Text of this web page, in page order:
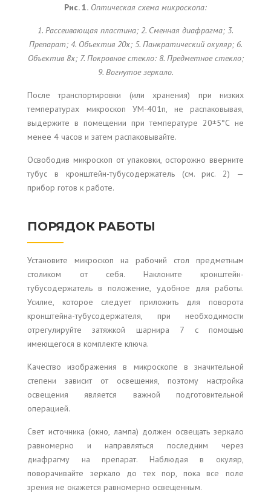
Рис. 1. Оптическая схема микроскопа:
1. Рассеивающая пластина; 2. Сменная диафрагма; 3.
Препарат; 4. Объектив 20x; 5. Панкратический окуляр; 6.
Объектив 8x; 7. Покровное стекло: 8. Предметное стекло;
9. Вогнутое зеркало.
После транспортировки (или хранения) при низких
температурах микроскоп УМ-401п, не распаковывая,
выдержите в помещении при температуре 20±5°С не
менее 4 часов и затем распаковывайте.
Освободив микроскоп от упаковки, осторожно вверните
тубус в кронштейн-тубусодержатель (см. рис. 2) —
прибор готов к работе.
ПОРЯДОК РАБОТЫ
Установите микроскоп на рабочий стол предметным
столиком от себя. Наклоните кронштейн-
тубусодержатель в положение, удобное для работы.
Усилие, которое следует приложить для поворота
кронштейна-тубусодержателя, при необходимости
отрегулируйте затяжкой шарнира 7 с помощью
имеющегося в комплекте ключа.
Качество изображения в микроскопе в значительной
степени зависит от освещения, поэтому настройка
освещения является важной подготовительной
операцией.
Свет источника (окно, лампа) должен освещать зеркало
равномерно и направляться последним через
диафрагму на препарат. Наблюдая в окуляр,
поворачивайте зеркало до тех пор, пока все поле
зрения не окажется равномерно освещенным.